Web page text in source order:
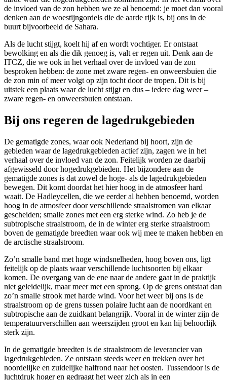
de invloed van de zon hebben we ze al benoemd: je moet dan vooral
denken aan de woestijngordels die de aarde rijk is, bij ons in de
buurt bijvoorbeeld de Sahara.
Als de lucht stijgt, koelt hij af en wordt vochtiger. Er ontstaat
bewolking en als die dik genoeg is, valt er regen uit. Denk aan de
ITCZ, die we ook in het verhaal over de invloed van de zon
besproken hebben: de zone met zware regen- en onweersbuien die
de zon min of meer volgt op zijn tocht door de tropen. Dit is bij
uitstek een plaats waar de lucht stijgt en dus – iedere dag weer –
zware regen- en onweersbuien ontstaan.
Bij ons regeren de lagedrukgebieden
De gematigde zones, waar ook Nederland bij hoort, zijn de
gebieden waar de lagedrukgebieden actief zijn, zagen we in het
verhaal over de invloed van de zon. Feitelijk worden ze daarbij
afgewisseld door hogedrukgebieden. Het bijzondere aan de
gematigde zones is dat zowel de hoge- als de lagedrukgebieden
bewegen. Dit komt doordat het hier hoog in de atmosfeer hard
waait. De Hadleycellen, die we eerder al hebben benoemd, worden
hoog in de atmosfeer door verschillende straalstromen van elkaar
gescheiden; smalle zones met een erg sterke wind. Zo heb je de
subtropische straalstroom, de in de winter erg sterke straalstroom
boven de gematigde breedten waar ook wij mee te maken hebben en
de arctische straalstroom.
Zo’n smalle band met hoge windsnelheden, hoog boven ons, ligt
feitelijk op de plaats waar verschillende luchtsoorten bij elkaar
komen. De overgang van de ene naar de andere gaat in de praktijk
niet geleidelijk, maar meer met een sprong. Op de grens ontstaat dan
zo’n smalle strook met harde wind. Voor het weer bij ons is de
straalstroom op de grens tussen polaire lucht aan de noordkant en
subtropische aan de zuidkant belangrijk. Vooral in de winter zijn de
temperatuurverschillen aan weerszijden groot en kan hij behoorlijk
sterk zijn.
In de gematigde breedten is de straalstroom de leverancier van
lagedrukgebieden. Ze ontstaan steeds weer en trekken over het
noordelijke en zuidelijke halfrond naar het oosten. Tussendoor is de
luchtdruk hoger en gedraagt het weer zich als in een